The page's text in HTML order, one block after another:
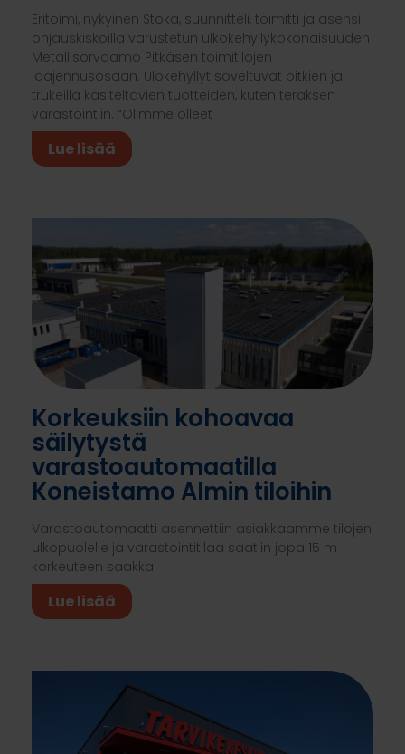
Eritoimi, nykyinen Stoka, suunnitteli, toimitti ja asensi
ohjauskiskoilla varustetun ulkokehyllykokonaisuuden
Metallisorvaamo Pitkäsen toimitilojen
laajennusosaan. Ulokehyllyt soveltuvat pitkien ja
trukeilla käsiteltävien tuotteiden, kuten teräksen
varastointiin. “Olimme olleet
Lue lisää
Korkeuksiin kohoavaa
säilytystä
varastoautomaatilla
Koneistamo Almin tiloihin
Varastoautomaatti asennettiin asiakkaamme tilojen
ulkopuolelle ja varastointitilaa saatiin jopa 15 m
korkeuteen saakka!
Lue lisää